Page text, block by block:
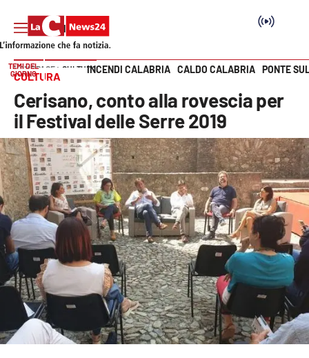
SEZIONI
Cronaca
Politica
Attualità
Economia e lavoro
Italia Mondo
Sanità
Vai
TEMI DEL
GIORNO
INCENDI CALABRIA CALDO CALABRIA PONTE
HOME PAGE CULTURA
CULTURA
Cerisano, conto alla rovescia per
il Festival delle Serre 2019